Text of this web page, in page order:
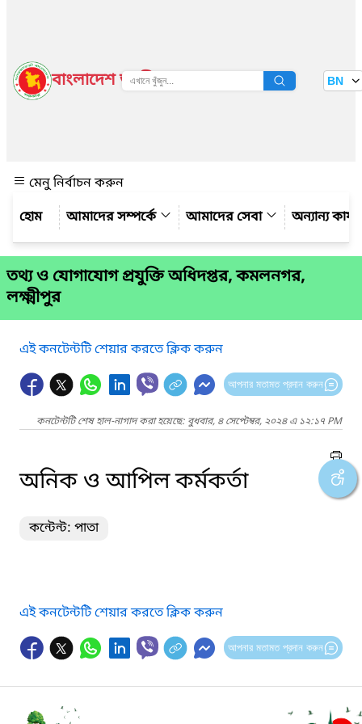
বাংলাদেশ জাতীয় তথ্য বাতায়ন BN
মেনু নির্বাচন করুন
আমাদের সম্পর্কে
আমাদের সেবা অন্যান্য
তথ্য ও যোগাযোগ প্রযুক্তি অধিদপ্তর, কমলনগর,
লক্ষ্মীপুর
এই কনটেন্টটি শেয়ার করতে ক্লিক করুন
আপনার মতামত প্রদান করুন
কনটেন্টটি শেষ হাল-নাগাদ করা হয়েছে: বুধবার, ৪ সেপ্টেম্বর, ২০২৪ এ ১২:১৭ PM
অনিক ও আপিল কর্মকর্তা
কন্টেন্ট: পাতা
এই কনটেন্টটি শেয়ার করতে ক্লিক করুন
আপনার মতামত প্রদান করুন